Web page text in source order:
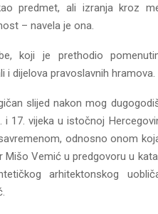
predmet, ali izranja kroz
– navela je ona.
koji je prethodio
i dijelova pravoslavnih hramova.
slijed nakon mog
17. vijeka u istočnoj
odnosno onom
Mišo Vemić u predgovoru u
arhitektonskog